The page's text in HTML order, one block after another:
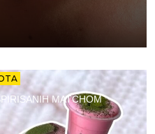
MATCHOM